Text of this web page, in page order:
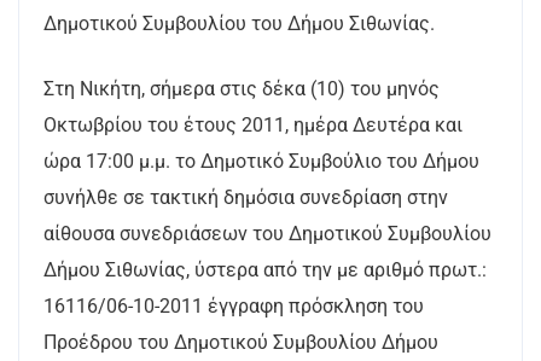
Δημοτικού Συμβουλίου του Δήμου Σιθωνίας.
Στη Νικήτη, σήμερα στις δέκα (10) του μηνός
Οκτωβρίου του έτους 2011, ημέρα Δευτέρα και
ώρα 17:00 μ.μ. το Δημοτικό Συμβούλιο του Δήμου
συνήλθε σε τακτική δημόσια συνεδρίαση στην
αίθουσα συνεδριάσεων του Δημοτικού Συμβουλίου
Δήμου Σιθωνίας, ύστερα από την με αριθμό πρωτ.:
16116/06-10-2011 έγγραφη πρόσκληση του
Προέδρου του Δημοτικού Συμβουλίου Δήμου